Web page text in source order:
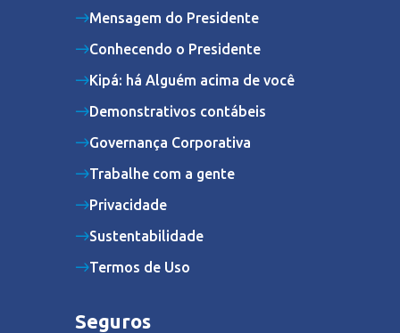
Mensagem do Presidente
Conhecendo o Presidente
Kipá: há Alguém acima de você
Demonstrativos contábeis
Governança Corporativa
Trabalhe com a gente
Privacidade
Sustentabilidade
Termos de Uso
Seguros